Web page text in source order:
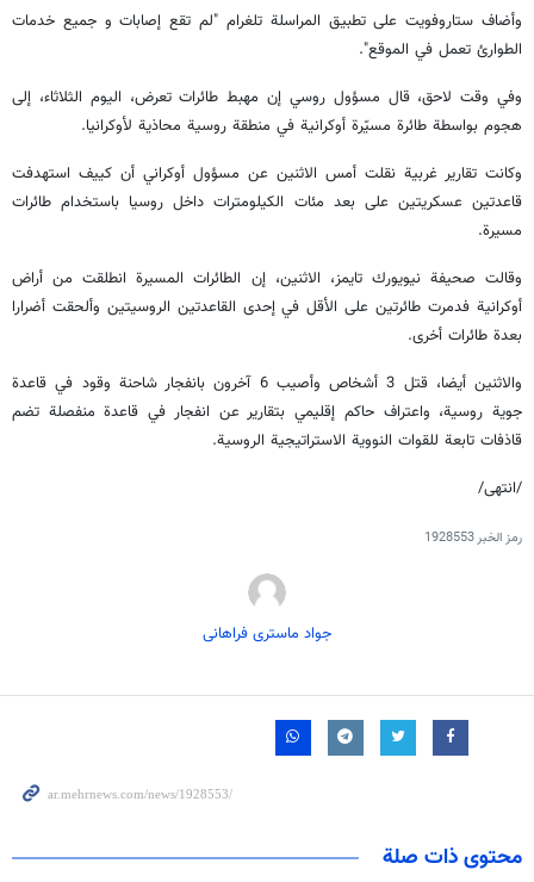
وأضاف ستاروفويت على تطبيق المراسلة تلغرام "لم تقع إصابات و جميع خدمات
الطوارئ تعمل في الموقع".
وفي وقت لاحق، قال مسؤول روسي إن مهبط طائرات تعرض، اليوم الثلاثاء، إلى
هجوم بواسطة طائرة مسيّرة أوكرانية في منطقة روسية محاذية ل‍أوكرانيا.
وكانت تقارير غربية نقلت أمس الاثنين عن مسؤول أوكراني أن كييف استهدفت
قاعدتين عسكريتين على بعد مئات الكيلومترات داخل روسيا باستخدام طائرات
مسيرة.
وقالت صحيفة نيويورك تايمز، الاثنين، إن الطائرات المسيرة انطلقت من أراض
أوكرانية فدمرت طائرتين على الأقل في إحدى القاعدتين الروسيتين وألحقت أضرارا
بعدة طائرات أخرى.
والاثنين أيضا، قتل 3 أشخاص وأصيب 6 آخرون بانفجار شاحنة وقود في قاعدة
جوية روسية، واعتراف حاكم إقليمي بتقارير عن انفجار في قاعدة منفصلة تضم
قاذفات تابعة للقوات النووية الاستراتيجية الروسية.
/انتهى/
رمز الخبر1928553
جواد ماستری فراهانی
محتوى ذات صلة